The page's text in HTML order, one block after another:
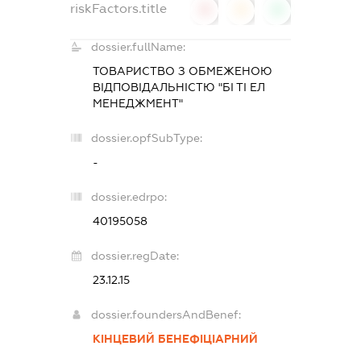
riskFactors.title
dossier.fullName:
ТОВАРИСТВО З ОБМЕЖЕНОЮ
ВІДПОВІДАЛЬНІСТЮ "БІ ТІ ЕЛ
МЕНЕДЖМЕНТ"
dossier.opfSubType:
-
dossier.edrpo:
40195058
dossier.regDate:
23.12.15
dossier.foundersAndBenef:
КІНЦЕВИЙ БЕНЕФІЦІАРНИЙ